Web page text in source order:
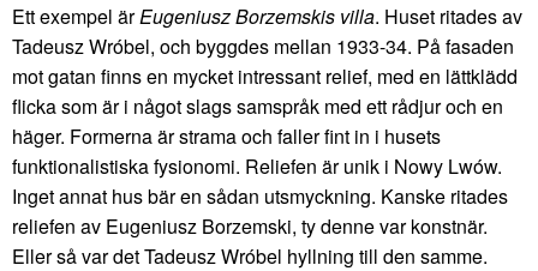
Ett exempel ärEugeniusz Borzemskis villa. Huset ritades av
Tadeusz Wróbel, och byggdes mellan 1933-34. På fasaden
mot gatan finns en mycket intressant relief, med en lättklädd
flicka som är i något slags samspråk med ett rådjur och en
häger. Formerna är strama och faller fint in i husets
funktionalistiska fysionomi. Reliefen är unik i Nowy Lwów.
Inget annat hus bär en sådan utsmyckning. Kanske ritades
reliefen av Eugeniusz Borzemski, ty denne var konstnär.
Eller så var det Tadeusz Wróbel hyllning till den samme.